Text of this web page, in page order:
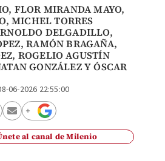
, FLOR MIRANDA MAYO,
, MICHEL TORRES
DELGADILLO,
,RAMÓN BRAGAÑA,
, ROGELIO AGUSTÍN
GONZÁLEZYÓSCAR
06-2026 22:55:00
al canal de Milenio